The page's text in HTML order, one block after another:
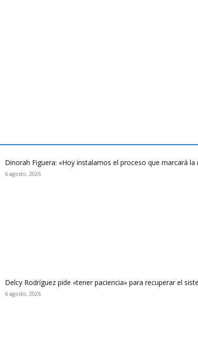
Dinorah Figuera: «Hoy instalamos el proceso que marcará
6 agosto, 2026
Delcy Rodríguez pide «tener paciencia» para recuperar el
6 agosto, 2026